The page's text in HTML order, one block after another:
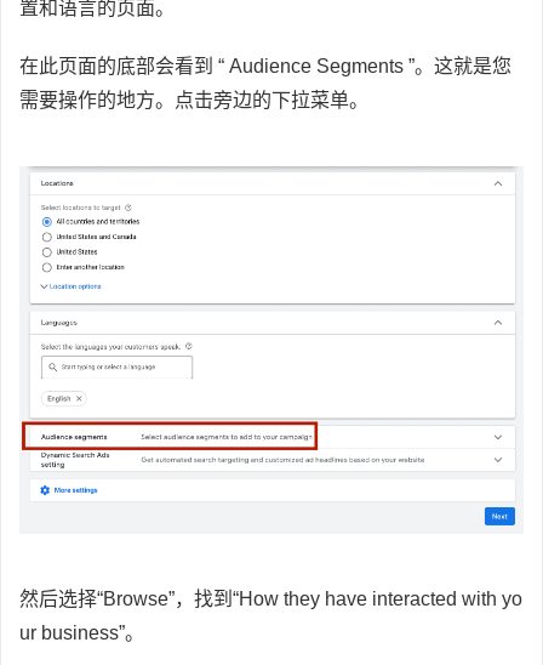
置和语言的页面。
在此页面的底部会看到 “ Audience Segments ”。这就是您
需要操作的地方。点击旁边的下拉菜单。
然后选择“Browse”，找到“How they have interacted with yo
ur business”。